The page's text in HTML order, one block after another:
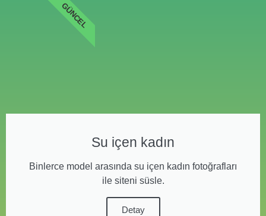
Su içen kadın
Binlerce model arasında su içen kadın fotoğrafları
ile siteni süsle.
Detay
GÜNCEL